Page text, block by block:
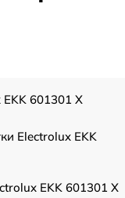
601301 X
Electrolux EKK
EKK 601301 X